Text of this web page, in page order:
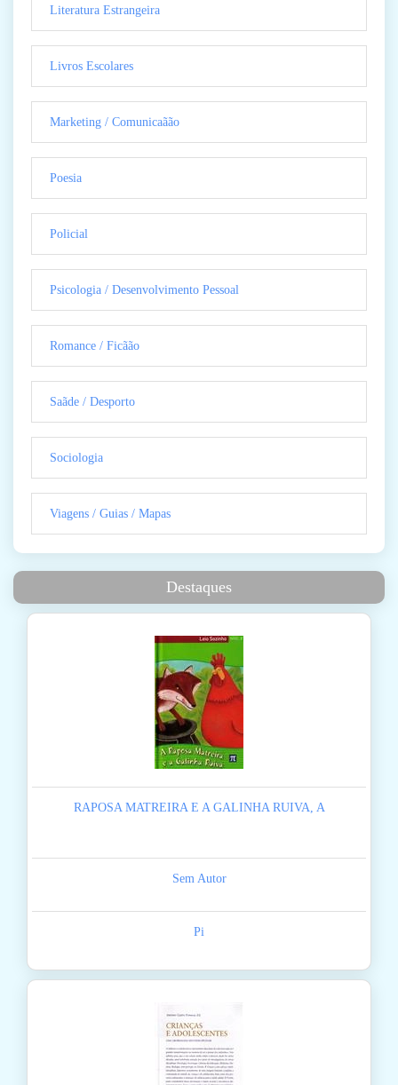
Literatura Estrangeira
Livros Escolares
Marketing / Comunicaãão
Poesia
Policial
Psicologia / Desenvolvimento Pessoal
Romance / Ficãão
Saãde / Desporto
Sociologia
Viagens / Guias / Mapas
Destaques
RAPOSA MATREIRA E A GALINHA RUIVA, A
Sem Autor
Pi